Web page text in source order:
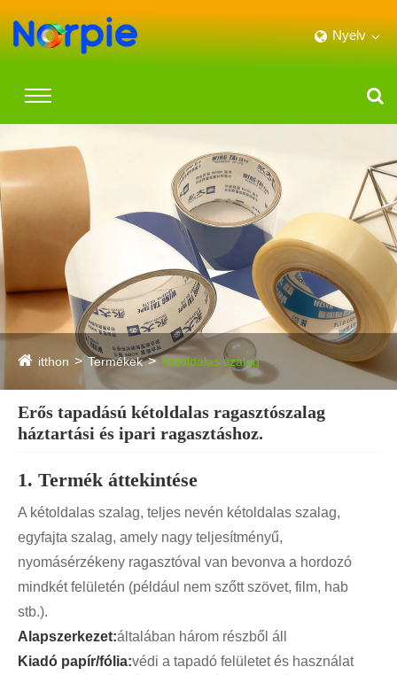
Nyelv
itthon Termékek Kétoldalas szalag
Erős tapadású kétoldalas ragasztószalag
háztartási és ipari ragasztáshoz.
1. Termék áttekintése
A kétoldalas szalag, teljes nevén kétoldalas szalag,
egyfajta szalag, amely nagy teljesítményű,
nyomásérzékeny ragasztóval van bevonva a hordozó
mindkét felületén (például nem szőtt szövet, film, hab
stb.).
Alapszerkezet:általában három részből áll
Kiadó papír/fólia:védi a tapadó felületet és használat